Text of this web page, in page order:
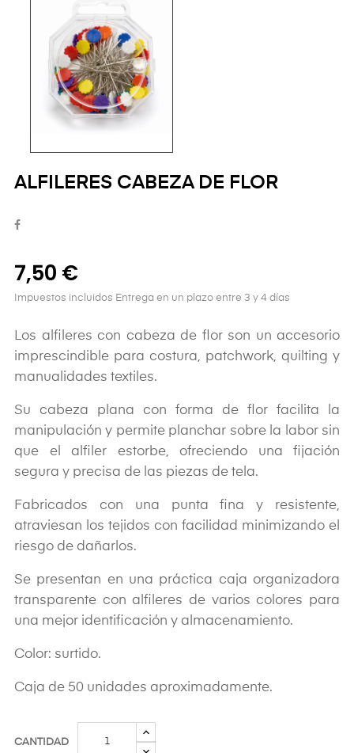
ALFILERES CABEZA DE FLOR
7,50 €
Impuestos incluidos Entrega en un plazo entre 3 y 4 días
Los alfileres con cabeza de flor son un accesorio
imprescindible para costura, patchwork, quilting y
manualidades textiles.
Su cabeza plana con forma de flor facilita la
manipulación y permite planchar sobre la labor sin
que el alfiler estorbe, ofreciendo una fijación
segura y precisa de las piezas de tela.
Fabricados con una punta fina y resistente,
atraviesan los tejidos con facilidad minimizando el
riesgo de dañarlos.
Se presentan en una práctica caja organizadora
transparente con alfileres de varios colores para
una mejor identificación y almacenamiento.
Color: surtido.
Caja de 50 unidades aproximadamente.
CANTIDAD